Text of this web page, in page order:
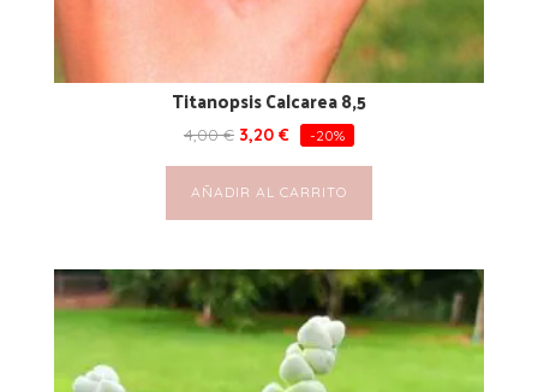
Titanopsis Calcarea 8,5
4,00€ 3,20 € -20%
AÑADIR AL CARRITO